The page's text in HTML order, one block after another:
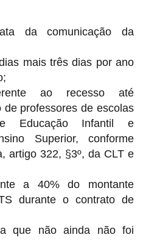
da comunicação da
mais três dias por ano
ao recesso até
de professores de escolas
Educação Infantil e
Superior, conforme
artigo 322, §3º, da CLT e
a 40% do montante
durante o contrato de
que não ainda não foi